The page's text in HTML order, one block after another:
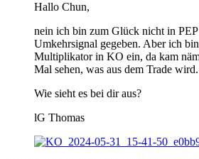
Hallo Chun,
nein ich bin zum Glück nicht in
Umkehrsignal gegeben. Aber ich
Multiplikator in KO ein, da kam
Mal sehen, was aus dem Trade wird.
Wie sieht es bei dir aus?
lG Thomas